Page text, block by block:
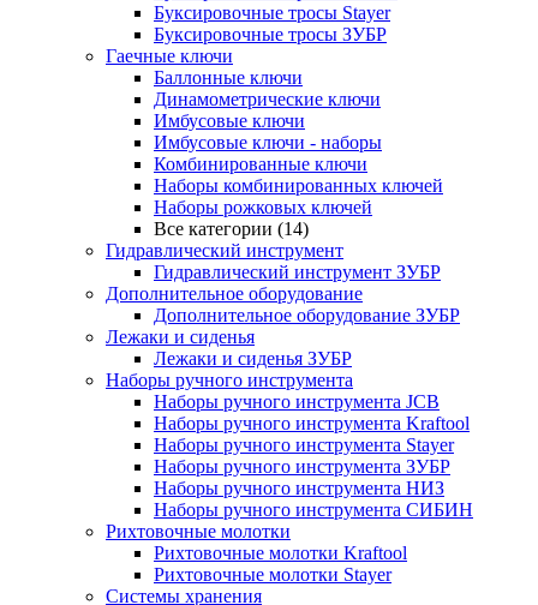
Буксировочные тросы Stayer
Буксировочные тросы ЗУБР
Гаечные ключи
Баллонные ключи
Динамометрические ключи
Имбусовые ключи
Имбусовые ключи - наборы
Комбинированные ключи
Наборы комбинированных ключей
Наборы рожковых ключей
Все категории (14)
Гидравлический инструмент
Гидравлический инструмент ЗУБР
Дополнительное оборудование
Дополнительное оборудование ЗУБР
Лежаки и сиденья
Лежаки и сиденья ЗУБР
Наборы ручного инструмента
Наборы ручного инструмента JCB
Наборы ручного инструмента Kraftool
Наборы ручного инструмента Stayer
Наборы ручного инструмента ЗУБР
Наборы ручного инструмента НИЗ
Наборы ручного инструмента СИБИН
Рихтовочные молотки
Рихтовочные молотки Kraftool
Рихтовочные молотки Stayer
Системы хранения